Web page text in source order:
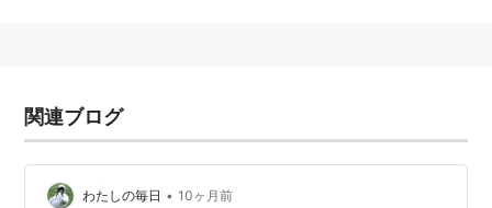
関連ブログ
わたしの毎日 • 10ヶ月前